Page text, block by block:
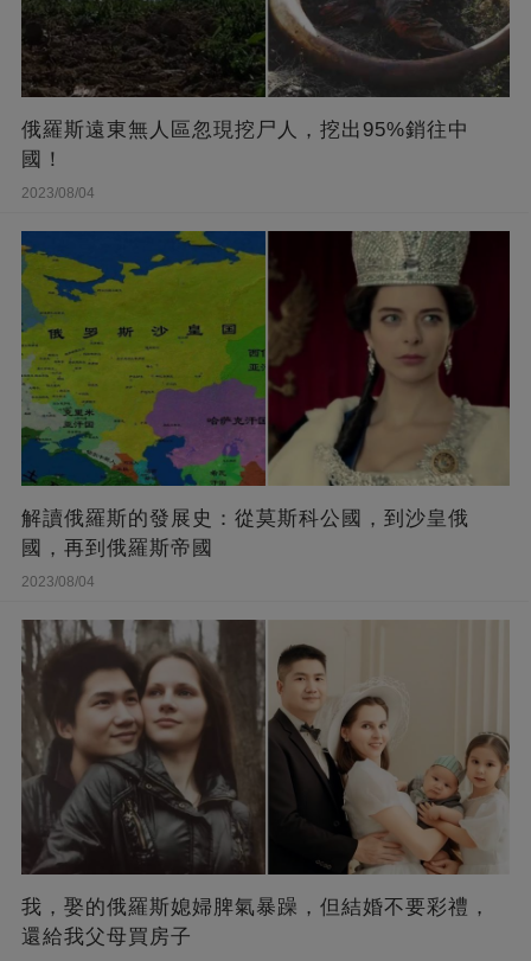
俄羅斯遠東無人區忽現挖尸人，挖出95%銷往中
國！
2023/08/04
解讀俄羅斯的發展史：從莫斯科公國，到沙皇俄
國，再到俄羅斯帝國
2023/08/04
我，娶的俄羅斯媳婦脾氣暴躁，但結婚不要彩禮，
還給我父母買房子